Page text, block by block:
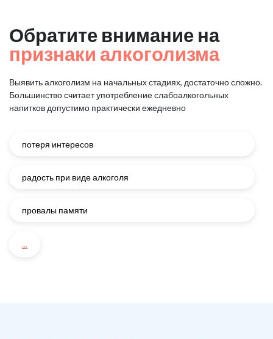
Обратите внимание на
признаки алкоголизма
Выявить алкоголизм на начальных стадиях, достаточно сложно.
Большинство считает употребление слабоалкогольных
напитков допустимо практически ежедневно
потеря интересов
радость при виде алкоголя
провалы памяти
...